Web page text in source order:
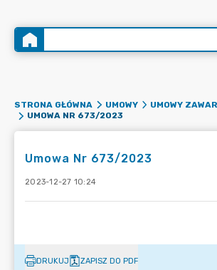
STRONA GŁÓWNA UMOWY
UMOWY
UMOWA NR 673/2023
Umowa Nr 673/2023
2023-12-27 10:24
DRUKUJ ZAPISZ DO PDF